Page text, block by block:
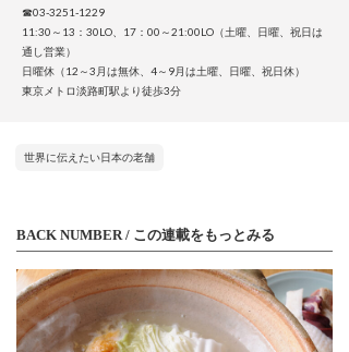
☎03-3251-1229
11:30～13：30LO、17：00～21:00LO（土曜、日曜、祝日は
通し営業）
日曜休（12～3月は無休、4～9月は土曜、日曜、祝日休）
東京メトロ淡路町駅より徒歩3分
世界に伝えたい日本の老舗
BACK NUMBER / この連載をもっとみる